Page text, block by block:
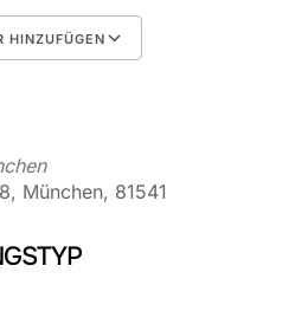
HINZUFÜGEN
München, 81541